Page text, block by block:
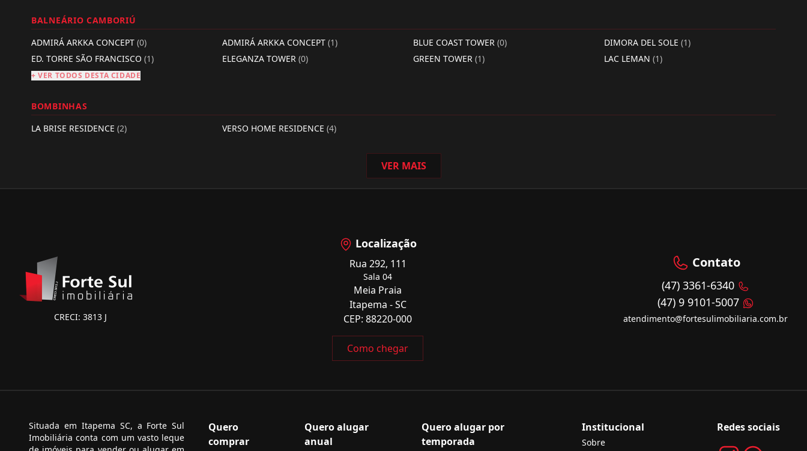
BALNEÁRIO CAMBORIÚ
ADMIRÁ ARKKA CONCEPT (0) ADMIRÁ ARKKA CONCEPT (1) BLUE COAST TOWER (0) DIMORA DEL SOLE (1)
ED. TORRE SÃO FRANCISCO (1) ELEGANZA TOWER (0) GREEN TOWER (1) LAC LEMAN (1)
+ VER TODOS DESTA CIDADE
BOMBINHAS
LA BRISE RESIDENCE (2) VERSO HOME RESIDENCE (4)
VER MAIS
CRECI: 3813 J
Localização
Rua 292, 111
Sala 04
Meia Praia
Itapema - SC
CEP: 88220-000
Como chegar
Contato
(47) 3361-6340
(47) 9 9101-5007
atendimento@fortesulimobiliaria.com.br
Situada em Itapema SC, a Forte Sul
Imobiliária conta com um vasto leque
Quero
comprar
Quero alugar
anual
Quero alugar por
temporada
Institucional
Sobre
Redes sociais